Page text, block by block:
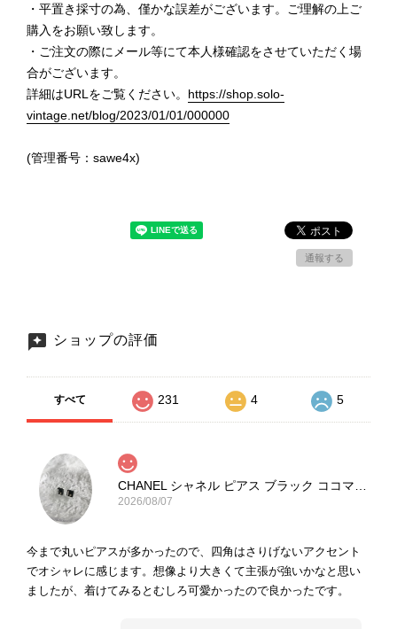
・平置き採寸の為、僅かな誤差がございます。ご理解の上ご
購入をお願い致します。
・ご注文の際にメール等にて本人様確認をさせていただく場
合がございます。
詳細はURLをご覧ください。 https://shop.solo-
vintage.net/blog/2023/01/01/000000
(管理番号：sawe4x)
通報する
ショップの評価
すべて 231 4 5
2026/08/07
今まで丸いピアスが多かったので、四角はさりげないアクセント
でオシャレに感じます。想像より大きくて主張が強いかなと思い
ましたが、着けてみるとむしろ可愛かったので良かったです。